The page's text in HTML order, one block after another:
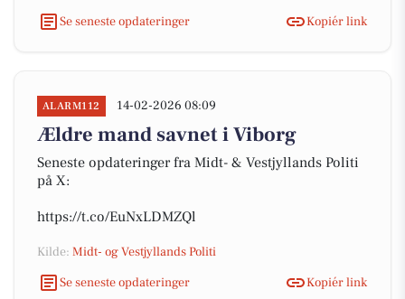
Se seneste opdateringer
Kopiér link
ALARM112 14-02-2026 08:09
Ældre mand savnet i Viborg
Seneste opdateringer fra Midt- & Vestjyllands Politi
på X:
https://t.co/EuNxLDMZQl
Kilde: Midt- og Vestjyllands Politi
Se seneste opdateringer
Kopiér link